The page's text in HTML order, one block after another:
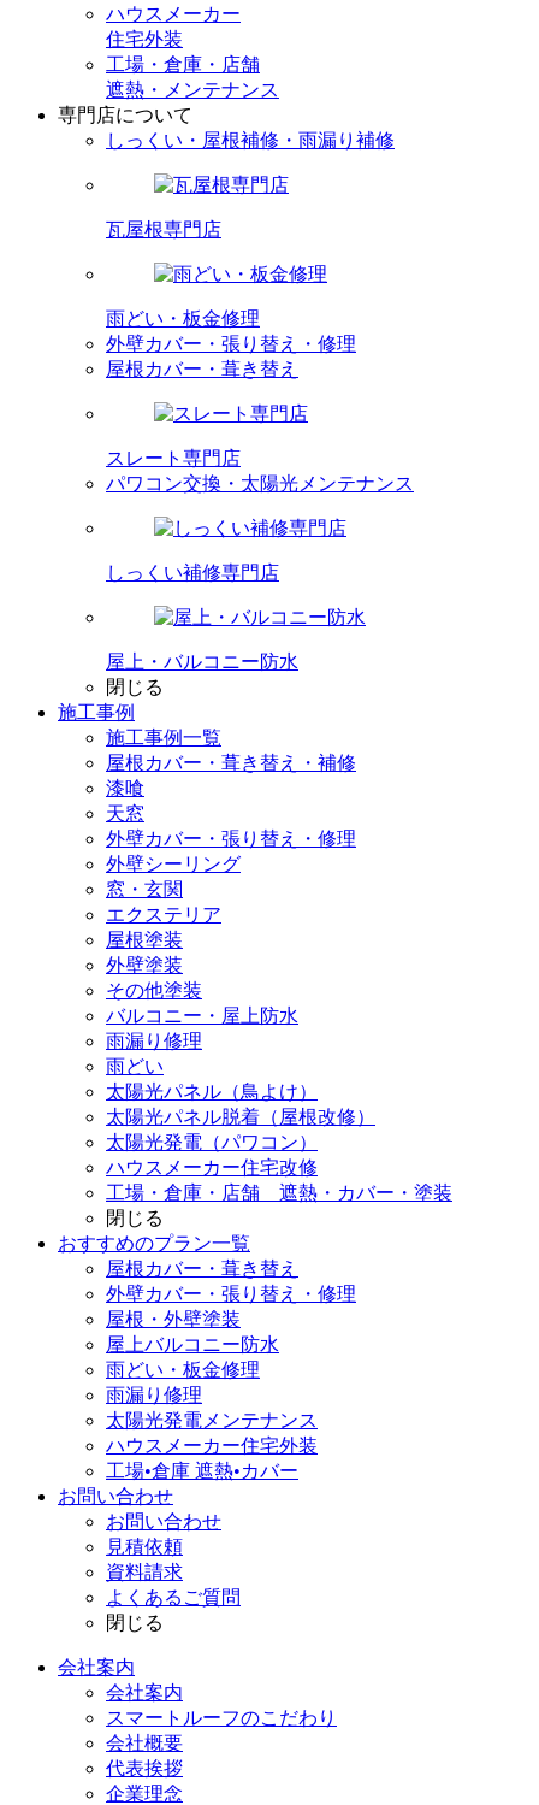
ハウスメーカー
住宅外装
工場・倉庫・店舗
遮熱・メンテナンス
専門店について
しっくい・屋根補修・雨漏り補修
瓦屋根専門店
雨どい・板金修理
外壁カバー・張り替え・修理
屋根カバー・葺き替え
スレート専門店
パワコン交換・太陽光メンテナンス
しっくい補修専門店
屋上・バルコニー防水
閉じる
施工事例
施工事例一覧
屋根カバー・葺き替え・補修
漆喰
天窓
外壁カバー・張り替え・修理
外壁シーリング
窓・玄関
エクステリア
屋根塗装
外壁塗装
その他塗装
バルコニー・屋上防水
雨漏り修理
雨どい
太陽光パネル（鳥よけ）
太陽光パネル脱着（屋根改修）
太陽光発電（パワコン）
ハウスメーカー住宅改修
工場・倉庫・店舗 遮熱・カバー・塗装
閉じる
おすすめのプラン一覧
屋根カバー・葺き替え
外壁カバー・張り替え・修理
屋根・外壁塗装
屋上バルコニー防水
雨どい・板金修理
雨漏り修理
太陽光発電メンテナンス
ハウスメーカー住宅外装
工場•倉庫 遮熱•カバー
お問い合わせ
お問い合わせ
見積依頼
資料請求
よくあるご質問
閉じる
会社案内
会社案内
スマートルーフのこだわり
会社概要
代表挨拶
企業理念